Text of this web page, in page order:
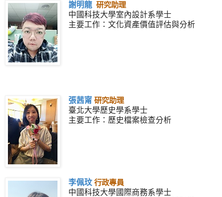
謝明龍 研究助理
中國科技大學室內設計系學士
主要工作：文化資產價值評估與分析
張茜甯 研究助理
臺北大學歷史學系學士
主要工作：歷史檔案檢查分析
李佩玟 行政專員
中國科技大學國際商務系學士